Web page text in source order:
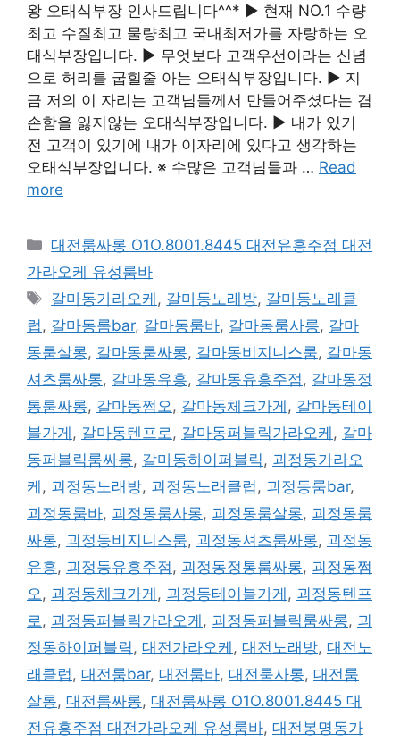
왕 오태식부장 인사드립니다^^* ▶ 현재 NO.1 수량
최고 수질최고 물량최고 국내최저가를 자랑하는 오
태식부장입니다. ▶ 무엇보다 고객우선이라는 신념
으로 허리를 굽힐줄 아는 오태식부장입니다. ▶ 지
금 저의 이 자리는 고객님들께서 만들어주셨다는 겸
손함을 잃지않는 오태식부장입니다. ▶ 내가 있기
전 고객이 있기에 내가 이자리에 있다고 생각하는
오태식부장입니다. ※ 수많은 고객님들과 … Read
more
카
테
고
리
대전룸싸롱 O1O.8001.8445 대전유흥주점 대전
가라오케 유성룸바
태
그
갈마동가라오케 , 갈마동노래방, 갈마동노래클
럽 , 갈마동룸bar, 갈마동룸바, 갈마동룸사롱, 갈마
동룸살롱, 갈마동룸싸롱, 갈마동비지니스룸, 갈마동
셔츠룸싸롱, 갈마동유흥, 갈마동유흥주점 , 갈마동정
통룸싸롱, 갈마동쩜오 , 갈마동체크가게 , 갈마동테이
블가게 , 갈마동텐프로 , 갈마동퍼블릭가라오케 , 갈마
동퍼블릭룸싸롱, 갈마동하이퍼블릭 , 괴정동가라오
케 , 괴정동노래방, 괴정동노래클럽 , 괴정동룸bar,
괴정동룸바, 괴정동룸사롱, 괴정동룸살롱, 괴정동룸
싸롱, 괴정동비지니스룸, 괴정동셔츠룸싸롱, 괴정동
유흥, 괴정동유흥주점 , 괴정동정통룸싸롱, 괴정동쩜
오 , 괴정동체크가게 , 괴정동테이블가게 , 괴정동텐프
로 , 괴정동퍼블릭가라오케 , 괴정동퍼블릭룸싸롱, 괴
정동하이퍼블릭 , 대전가라오케 , 대전노래방, 대전노
래클럽 , 대전룸bar, 대전룸바, 대전룸사롱, 대전룸
살롱, 대전룸싸롱, 대전룸싸롱 O1O.8001.8445 대
전유흥주점 대전가라오케 유성룸바, 대전봉명동가